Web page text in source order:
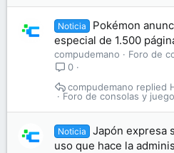
Noticia
Pokémon
especial de 1.500
compudemano
Foro de
0
Foro de consolas y
compudemano
Noticia
Japón expresa
uso que hace la